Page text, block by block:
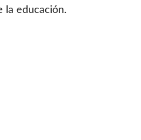
la educación.